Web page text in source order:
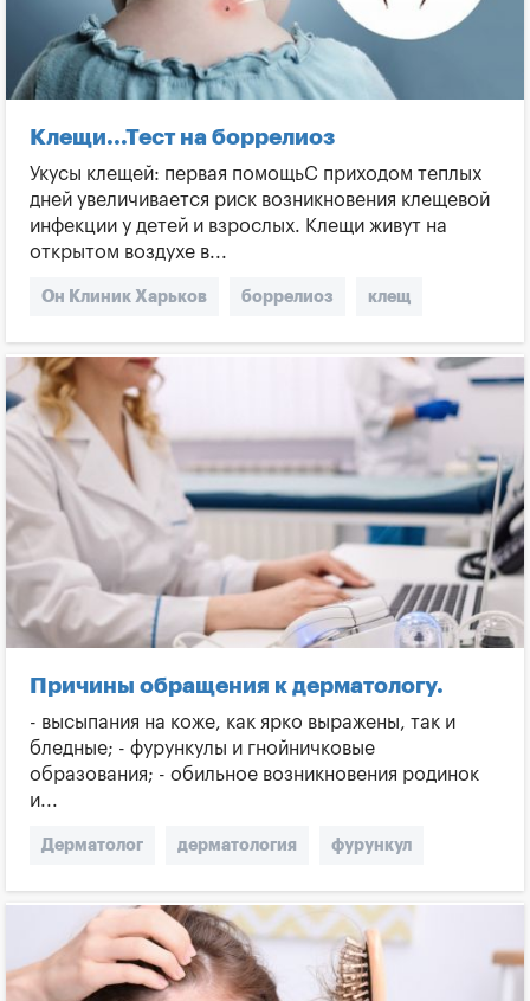
Клещи...Тест на боррелиоз
Укусы клещей: первая помощьС приходом теплых
дней увеличивается риск возникновения клещевой
инфекции у детей и взрослых. Клещи живут на
открытом воздухе в...
Он Клиник Харьков боррелиоз клещ
Укус клеща Болезнь Лайма укусы
Причины обращения к дерматологу.
- высыпания на коже, как ярко выражены, так и
бледные; - фурункулы и гнойничковые
образования; - обильное возникновения родинок
и...
Дерматолог дерматология фурункул
Родинка Кожный зуд Зуд Прыщи Угри
Высыпания